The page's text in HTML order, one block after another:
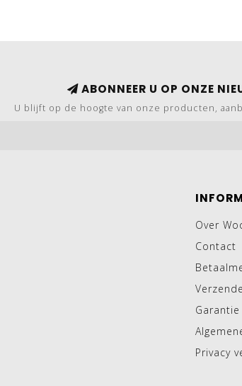
ABONNEER U OP ONZE
U blijft op de hoogte van onze producten,
Over
Contact
Privacy